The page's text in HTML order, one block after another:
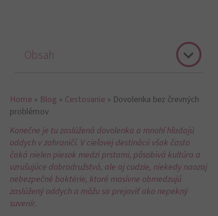
Home » Blog » Cestovanie » Dovolenka bez črevných
problémov
Konečne je tu zaslúžená dovolenka a mnohí hľadajú
oddych v zahraničí. V cieľovej destinácii však často
čaká nielen piesok medzi prstami, pôsobivá kultúra a
vzrušujúce dobrodružstvá, ale aj cudzie, niekedy naozaj
nebezpečné baktérie, ktoré masívne obmedzujú
zaslúžený oddych a môžu sa prejaviť ako nepekný
suvenír.
Obsah